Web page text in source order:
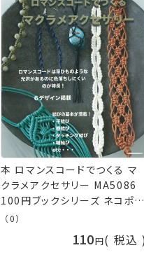
本 ロマンスコードでつくる マ
クラメアクセサリー MA5086
100円ブックシリーズ ネコポス
可 メルヘンアート 手芸の山久
（0）
110 税込